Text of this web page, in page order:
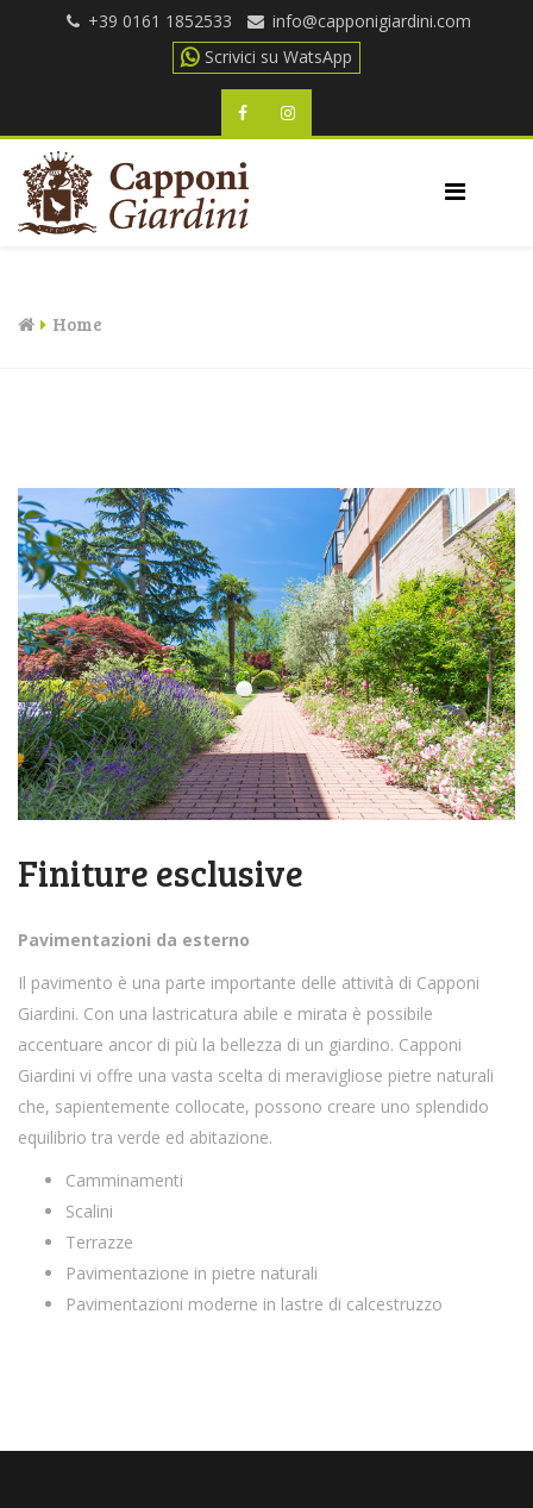
+39 0161 1852533
Scrivici su WatsApp
Home
Finiture esclusive
Pavimentazioni da esterno
Il pavimento è una parte importante delle attività di Capponi
Giardini. Con una lastricatura abile e mirata è possibile
accentuare ancor di più la bellezza di un giardino. Capponi
Giardini vi offre una vasta scelta di meravigliose pietre naturali
che, sapientemente collocate, possono creare uno splendido
equilibrio tra verde ed abitazione.
Camminamenti
Scalini
Terrazze
Pavimentazione in pietre naturali
Pavimentazioni moderne in lastre di calcestruzzo